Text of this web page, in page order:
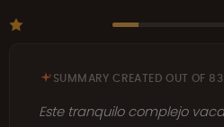
SUMMARY CREATED OUT OF
Este tranquilo complejo